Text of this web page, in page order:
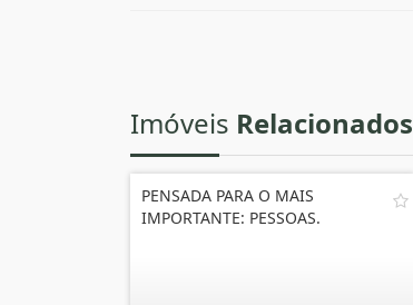
Imóveis Relacionados
PENSADA PARA O MAIS
IMPORTANTE: PESSOAS.